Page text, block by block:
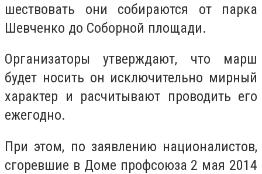
шествовать они собираются от парка
Шевченко до Соборной площади.
Организаторы утверждают, что марш
будет носить он исключительно мирный
характер и расчитывают проводить его
ежегодно.
При этом, по заявлению националистов,
сгоревшие в Доме профсоюза 2 мая 2014